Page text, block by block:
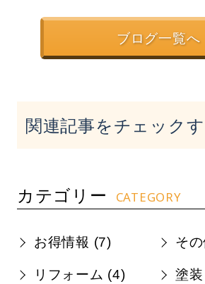
ブログ一覧へ
関連記事をチェック
カテゴリー CATEGORY
お得情報 (7) そ
リフォーム (4) 塗